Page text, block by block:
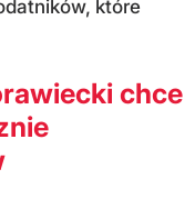
które
chce